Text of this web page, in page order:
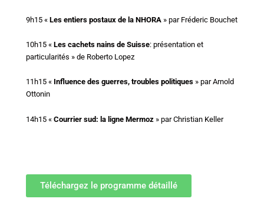
9h15 «Les entiers postaux de la NHORA » par Fréderic Bouchet
10h15 «Les cachets nains de Suisse: présentation et
particularités » de Roberto Lopez
11h15 « Influence des guerres, troubles politiques » par Arnold
Ottonin
14h15 «Courrier sud: la ligne Mermoz » par Christian Keller
Téléchargez le programme détaillé